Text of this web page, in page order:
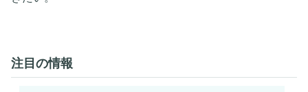
注目の情報